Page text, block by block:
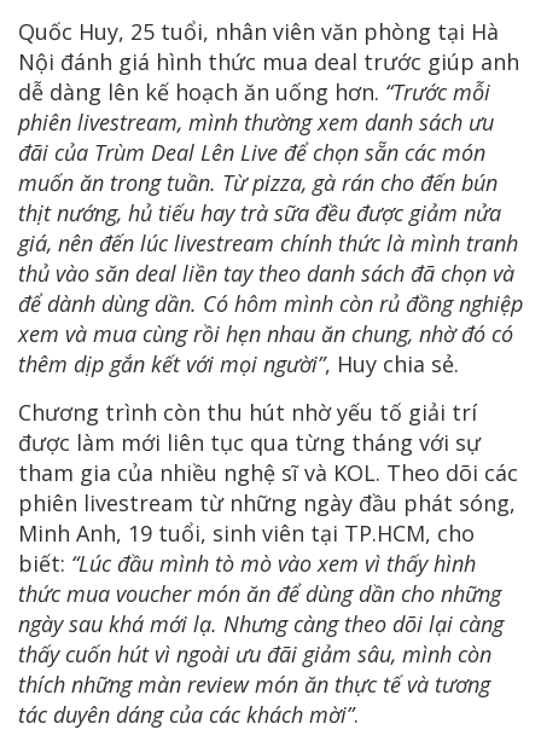
Quốc Huy, 25 tuổi, nhân viên văn phòng tại Hà
Nội đánh giá hình thức mua deal trước giúp anh
dễ dàng lên kế hoạch ăn uống hơn. “Trước mỗi
phiên livestream, mình thường xem danh sách ưu
đãi của Trùm Deal Lên Live để chọn sẵn các món
muốn ăn trong tuần. Từ pizza, gà rán cho đến bún
thịt nướng, hủ tiếu hay trà sữa đều được giảm nửa
giá, nên đến lúc livestream chính thức là mình tranh
thủ vào săn deal liền tay theo danh sách đã chọn và
để dành dùng dần. Có hôm mình còn rủ đồng nghiệp
xem và mua cùng rồi hẹn nhau ăn chung, nhờ đó có
thêm dịp gắn kết với mọi người”, Huy chia sẻ.
Chương trình còn thu hút nhờ yếu tố giải trí
được làm mới liên tục qua từng tháng với sự
tham gia của nhiều nghệ sĩ và KOL. Theo dõi các
phiên livestream từ những ngày đầu phát sóng,
Minh Anh, 19 tuổi, sinh viên tại TP.HCM, cho
biết: “Lúc đầu mình tò mò vào xem vì thấy hình
thức mua voucher món ăn để dùng dần cho những
ngày sau khá mới lạ. Nhưng càng theo dõi lại càng
thấy cuốn hút vì ngoài ưu đãi giảm sâu, mình còn
thích những màn review món ăn thực tế và tương
tác duyên dáng của các khách mời”.